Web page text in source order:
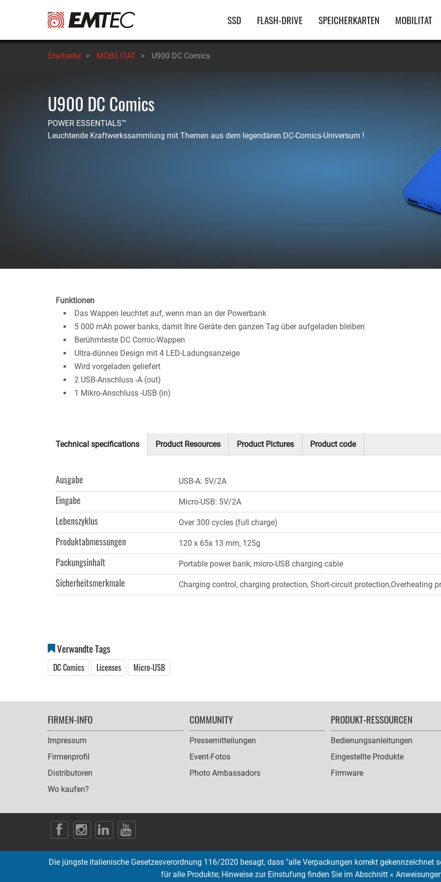
Hauptnavigation
SSD FLASH-DRIVE SPEICHERKARTEN MOBILITAT
Startseite > MOBILITAT > U900 DC Comics
U900 DC Comics
POWER ESSENTIALS™
Leuchtende Kraftwerkssammlung mit Themen aus dem legendären DC-Comics-Universum !
Funktionen
Das Wappen leuchtet auf, wenn man an der Powerbank
5 000 mAh power banks, damit Ihre Geräte den ganzen Tag über aufgeladen bleiben
Berühmteste DC Comic-Wappen
Ultra-dünnes Design mit 4 LED-Ladungsanzeige
Wird vorgeladen geliefert
2 USB-Anschluss -A (out)
1 Mikro-Anschluss -USB (in)
Technical specifications
Product Resources Product Pictures Product code
Ausgabe USB-A: 5V/2A
Eingabe Micro-USB: 5V/2A
Lebenszyklus Over 300 cycles (full charge)
Produktabmessungen 120 x 65x 13 mm, 125g
Packungsinhalt Portable power bank, micro-USB charging cable
Sicherheitsmerkmale Charging control, charging protection, Short-circuit protection,Overheating
Verwandte Tags
DC Comics Licenses Micro-USB
FOOTER
NAVIGATION
FIRMEN-INFO
Impressum
Firmenprofil
Distributoren
Wo kaufen?
COMMUNITY
Pressemitteilungen
Event-Fotos
Photo Ambassadors
PRODUKT-RESSOURCEN
Bedienungsanleitungen
Eingestellte Produkte
Firmware
SOCIAL
Copyright © 2026 EMTEC, All rights reserved.
Die jüngste italienische Gesetzesverordnung 116/2020 besagt, dass "alle Verpackungen korrekt gekennzeichnet
für alle Produkte; Hinweise zur Einstufung finden Sie im Abschnitt «